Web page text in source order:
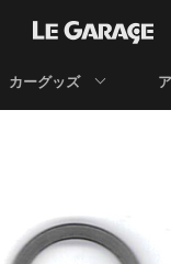
カーグッズ